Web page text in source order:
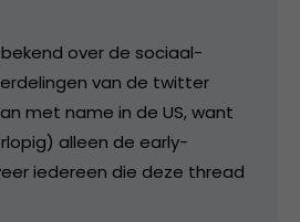
over de sociaal-
van de twitter
met name in de US, want
alleen de early-
iedereen die deze thread